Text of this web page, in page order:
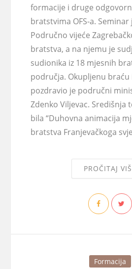
formacije i druge
bratstvima OFS-a.
Područno vijeće
bratstva, a na njemu je
sudionika iz 18 mjesnih
područja. Okupljenu braću
pozdravio je područni
Zdenko Viljevac. Središnja
bila “Duhovna animacija
bratstva Franjevačkoga
PROČITAJ
Formacija